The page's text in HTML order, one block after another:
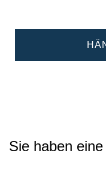
Sie haben